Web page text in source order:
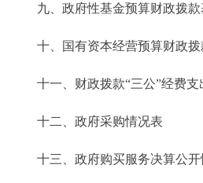
九、政府性基金预算财政拨款
十、国有资本经营预算财政拨
十一、财政拨款“三公”经费支
十二、政府采购情况表
十三、政府购买服务决算公开